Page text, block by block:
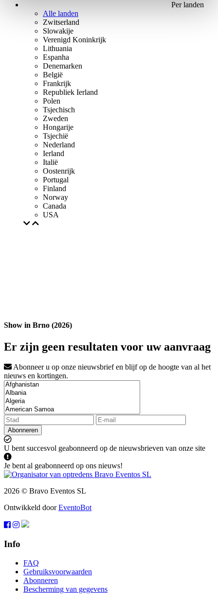
Per landen
Alle landen
Zwitserland
Slowakije
Verenigd Koninkrijk
Lithuania
Espanha
Denemarken
België
Frankrijk
Republiek Ierland
Polen
Tsjechisch
Zweden
Hongarije
Tsjechië
Nederland
Ierland
Italië
Oostenrijk
Portugal
Finland
Norway
Canada
USA
Show in Brno (2026)
Er zijn geen resultaten voor uw aanvraag
Abonneer u op onze nieuwsbrief en blijf op de hoogte van al het
nieuws en kortingen.
Abonneren
U bent succesvol geabonneerd op de nieuwsbrieven van onze site
Je bent al geabonneerd op ons nieuws!
2026 © Bravo Eventos SL
Ontwikkeld doorEventoBot
Info
FAQ
Gebruiksvoorwaarden
Abonneren
Bescherming van gegevens